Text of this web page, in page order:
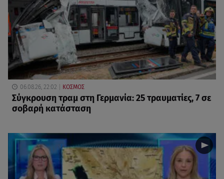
06.08.26, 22:02 ΚΟΣΜΟΣ
Σύγκρουση τραμ στη Γερμανία: 25 τραυματίες, 7 σε
σοβαρή κατάσταση